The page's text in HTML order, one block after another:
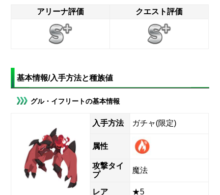
アリーナ評価 クエスト評価
基本情報/入手方法と種族値
グル・イフリートの基本情報
入手方法 ガチャ(限定)
属性
攻撃タイ
プ
魔法
レア ★5